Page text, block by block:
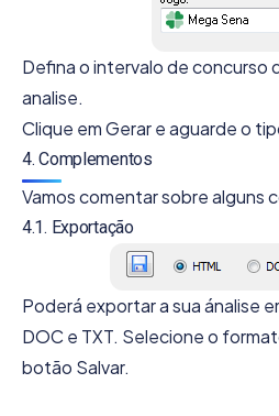
Defina o intervalo de concurso
analise.
Clique em Gerar e aguarde o
4. Complementos
Vamos comentar sobre alguns
4.1. Exportação
Poderá exportar a sua ánalise
DOC e TXT. Selecione o
botão Salvar.